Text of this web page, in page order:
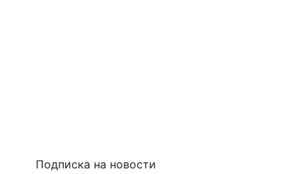
Подписка на новости